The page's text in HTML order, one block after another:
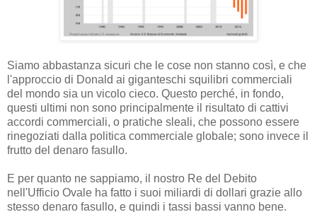
Siamo abbastanza sicuri che le cose non stanno così, e che
l'approccio di Donald ai giganteschi squilibri commerciali
del mondo sia un vicolo cieco. Questo perché, in fondo,
questi ultimi non sono principalmente il risultato di cattivi
accordi commerciali, o pratiche sleali, che possono essere
rinegoziati dalla politica commerciale globale; sono invece il
frutto del denaro fasullo.
E per quanto ne sappiamo, il nostro Re del Debito
nell'Ufficio Ovale ha fatto i suoi miliardi di dollari grazie allo
stesso denaro fasullo, e quindi i tassi bassi vanno bene.